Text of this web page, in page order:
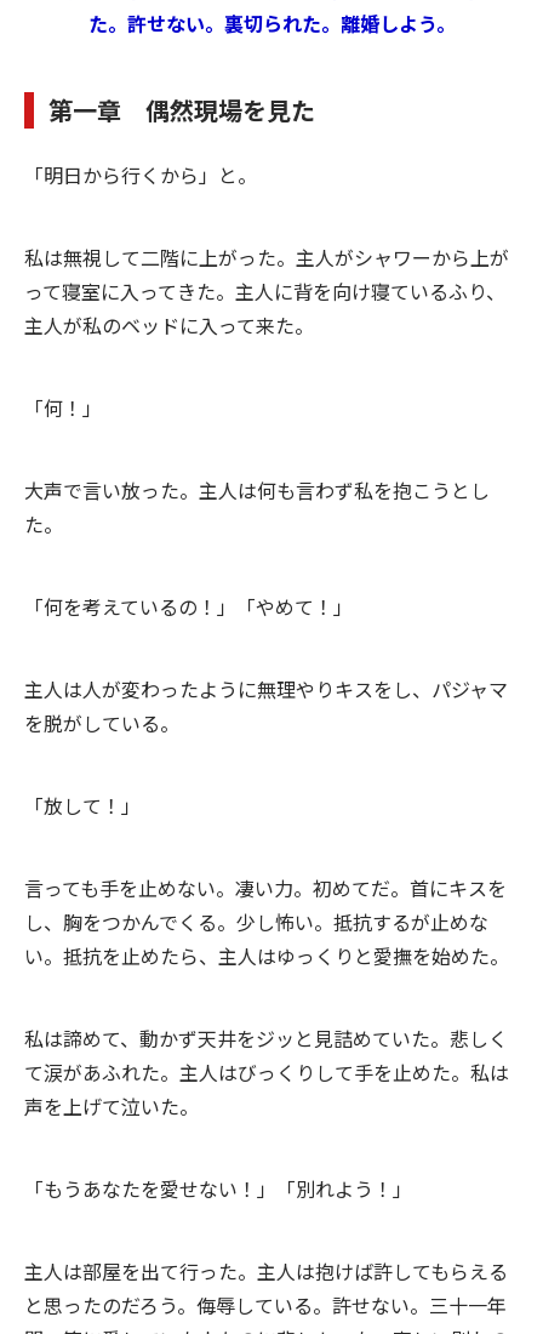
た。許せない。裏切られた。離婚しよう。
第一章 偶然現場を見た
「明日から行くから」と。
私は無視して二階に上がった。主人がシャワーから上が
って寝室に入ってきた。主人に背を向け寝ているふり、
主人が私のベッドに入って来た。
「何！」
大声で言い放った。主人は何も言わず私を抱こうとし
た。
「何を考えているの！」「やめて！」
主人は人が変わったように無理やりキスをし、パジャマ
を脱がしている。
「放して！」
言っても手を止めない。凄い力。初めてだ。首にキスを
し、胸をつかんでくる。少し怖い。抵抗するが止めな
い。抵抗を止めたら、主人はゆっくりと愛撫を始めた。
私は諦めて、動かず天井をジッと見詰めていた。悲しく
て涙があふれた。主人はびっくりして手を止めた。私は
声を上げて泣いた。
「もうあなたを愛せない！」「別れよう！」
主人は部屋を出て行った。主人は抱けば許してもらえる
と思ったのだろう。侮辱している。許せない。三十一年